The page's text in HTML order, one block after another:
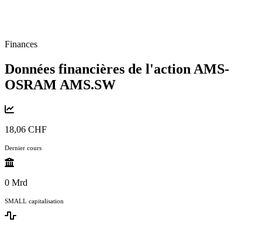
Finances
Données financières de l'action AMS-
OSRAM AMS.SW
18,06 CHF
Dernier cours
0 Mrd
SMALL capitalisation